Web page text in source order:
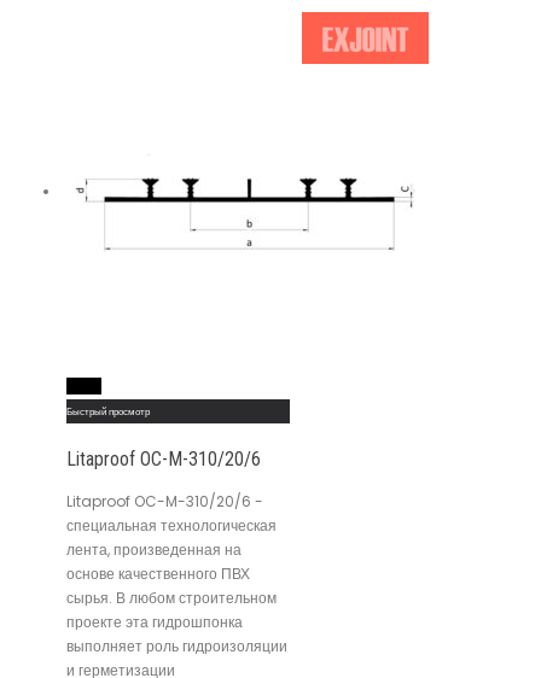
Быстрый просмотр
Litaproof OC-M-310/20/6
Litaproof OC-M-310/20/6 -
специальная технологическая
лента, произведенная на
основе качественного ПВХ
сырья. В любом строительном
проекте эта гидрошпонка
выполняет роль гидроизоляции
и герметизации